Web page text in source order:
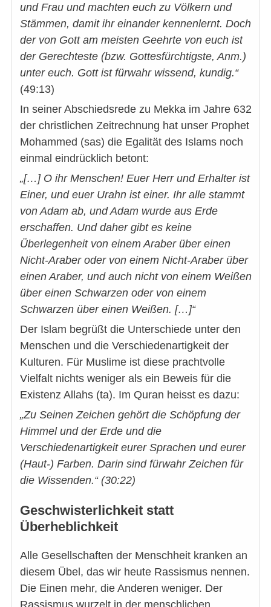
und Frau und machten euch zu Völkern und
Stämmen, damit ihr einander kennenlernt. Doch
der von Gott am meisten Geehrte von euch ist
der Gerechteste (bzw. Gottesfürchtigste, Anm.)
unter euch. Gott ist fürwahr wissend, kundig.“
(49:13)
In seiner Abschiedsrede zu Mekka im Jahre 632
der christlichen Zeitrechnung hat unser Prophet
Mohammed (sas) die Egalität des Islams noch
einmal eindrücklich betont:
„[…] O ihr Menschen! Euer Herr und Erhalter ist
Einer, und euer Urahn ist einer. Ihr alle stammt
von Adam ab, und Adam wurde aus Erde
erschaffen. Und daher gibt es keine
Überlegenheit von einem Araber über einen
Nicht-Araber oder von einem Nicht-Araber über
einen Araber, und auch nicht von einem Weißen
über einen Schwarzen oder von einem
Schwarzen über einen Weißen. […]“
Der Islam begrüßt die Unterschiede unter den
Menschen und die Verschiedenartigkeit der
Kulturen. Für Muslime ist diese prachtvolle
Vielfalt nichts weniger als ein Beweis für die
Existenz Allahs (ta). Im Quran heisst es dazu:
„Zu Seinen Zeichen gehört die Schöpfung der
Himmel und der Erde und die
Verschiedenartigkeit eurer Sprachen und eurer
(Haut-) Farben. Darin sind fürwahr Zeichen für
die Wissenden.“ (30:22)
Geschwisterlichkeit statt
Überheblichkeit
Alle Gesellschaften der Menschheit kranken an
diesem Übel, das wir heute Rassismus nennen.
Die Einen mehr, die Anderen weniger. Der